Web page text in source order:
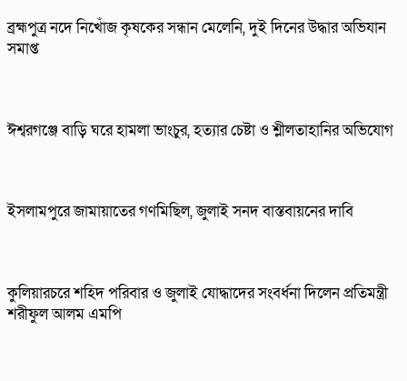
ব্রহ্মপুত্র নদে নিখোঁজ কৃষকের সন্ধান মেলেনি, দুই দিনের উদ্ধার অভিযান
সমাপ্ত
ঈশ্বরগঞ্জে বাড়ি ঘরে হামলা ভাংচুর, হত্যার চেষ্টা ও শ্লীলতাহানির অভিযোগ
ইসলামপুরে জামায়াতের গণমিছিল, জুলাই সনদ বাস্তবায়নের দাবি
কুলিয়ারচরে শহিদ পরিবার ও জুলাই যোদ্ধাদের সংবর্ধনা দিলেন প্রতিমন্ত্রী
শরীফুল আলম এমপি